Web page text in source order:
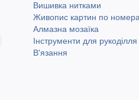
Вишивка нитками
Живопис картин по
Алмазна мозаїка
Інструменти для рукоділля
В'язання